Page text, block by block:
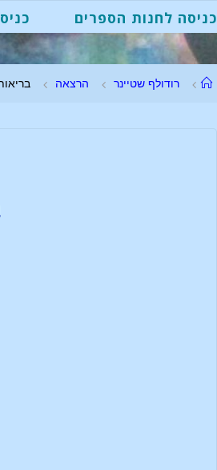
כניסה לחנות הספרים
רודולף שטיינר הרצאה